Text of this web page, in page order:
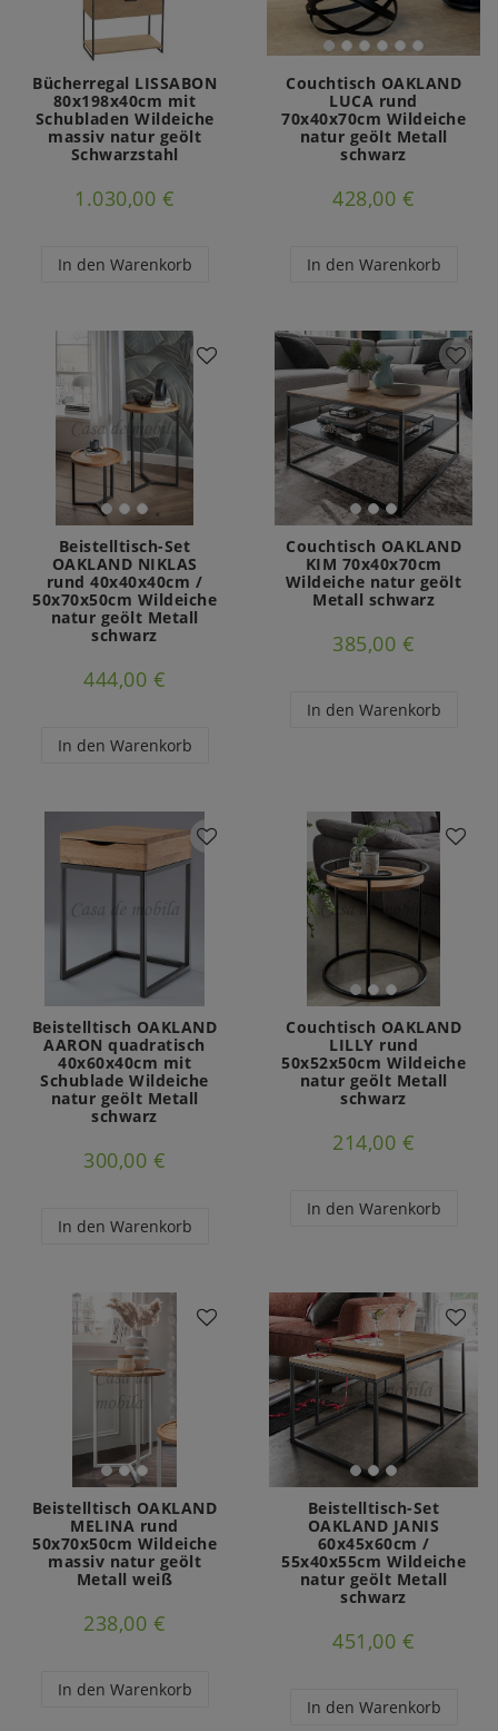
Bücherregal LISSABON
80x198x40cm mit
Schubladen Wildeiche
massiv natur geölt
Schwarzstahl
1.030,00 €
In den Warenkorb
Couchtisch OAKLAND
LUCA rund
70x40x70cm Wildeiche
natur geölt Metall
schwarz
428,00 €
In den Warenkorb
Beistelltisch-Set
OAKLAND NIKLAS
rund 40x40x40cm /
50x70x50cm Wildeiche
natur geölt Metall
schwarz
444,00 €
In den Warenkorb
Couchtisch OAKLAND
KIM 70x40x70cm
Wildeiche natur geölt
Metall schwarz
385,00 €
In den Warenkorb
Beistelltisch OAKLAND
AARON quadratisch
40x60x40cm mit
Schublade Wildeiche
natur geölt Metall
schwarz
300,00 €
In den Warenkorb
Couchtisch OAKLAND
LILLY rund
50x52x50cm Wildeiche
natur geölt Metall
schwarz
214,00 €
In den Warenkorb
Beistelltisch OAKLAND
MELINA rund
50x70x50cm Wildeiche
massiv natur geölt
Metall weiß
238,00 €
In den Warenkorb
Beistelltisch-Set
OAKLAND JANIS
60x45x60cm /
55x40x55cm Wildeiche
natur geölt Metall
schwarz
451,00 €
In den Warenkorb